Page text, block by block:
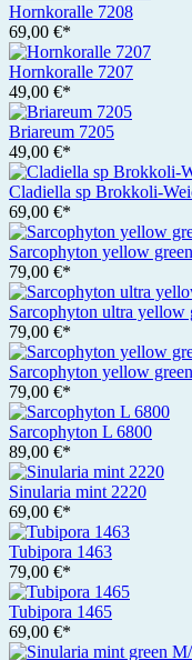
Hornkoralle 7208
69,00 €*
Hornkoralle 7207
49,00 €*
Briareum 7205
49,00 €*
Cladiella sp Brokkoli-
69,00 €*
Sarcophyton yellow
79,00 €*
Sarcophyton ultra yellow
79,00 €*
Sarcophyton yellow
79,00 €*
Sarcophyton L 6800
89,00 €*
Sinularia mint 2220
69,00 €*
Tubipora 1463
79,00 €*
Tubipora 1465
69,00 €*